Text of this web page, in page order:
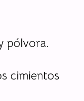
pólvora.
cimientos